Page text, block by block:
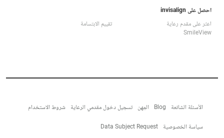
احصل على invisalign
اعثر على مقدم رعاية
تقييم الابتسامة
SmileView
الأسئلة الشائعة Blog المِهن تسجيل دخول مقدمي الرعاية شروط الاستخدام
سياسة الخصوصية Data Subject Request